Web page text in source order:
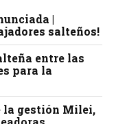
|
salteños!
entre las
para la
la gestión Milei,